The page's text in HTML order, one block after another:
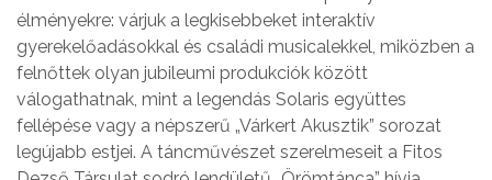
élményekre: várjuk a legkisebbeket interaktív
gyerekelőadásokkal és családi musicalekkel, miközben a
felnőttek olyan jubileumi produkciók között
válogathatnak, mint a legendás Solaris együttes
fellépése vagy a népszerű „Várkert Akusztik” sorozat
legújabb estjei. A táncművészet szerelmeseit a Fitos